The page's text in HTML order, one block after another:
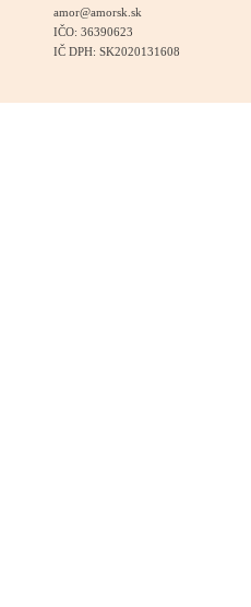
amor@amorsk.sk
IČO: 36390623
IČ DPH: SK2020131608